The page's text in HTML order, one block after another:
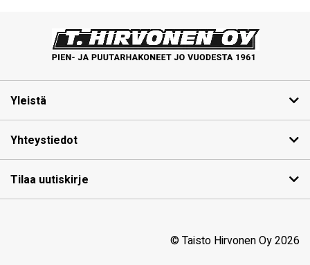
Yleistä
Yhteystiedot
Tilaa uutiskirje
© Taisto Hirvonen Oy 2026